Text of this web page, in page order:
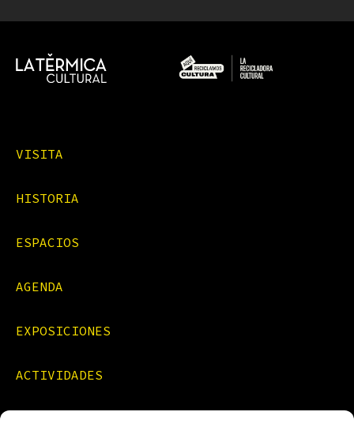
VISITA
HISTORIA
ESPACIOS
AGENDA
EXPOSICIONES
ACTIVIDADES